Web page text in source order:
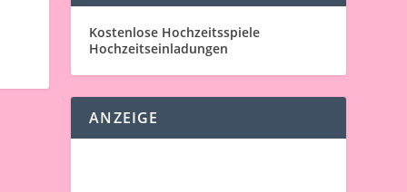
Kostenlose Hochzeitsspiele
Hochzeitseinladungen
ANZEIGE